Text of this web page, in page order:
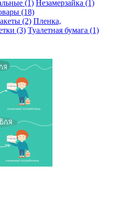
(1) Незамерзайка (1)
(18)
(2) Пленка,
(3) Туалетная бумага (1)